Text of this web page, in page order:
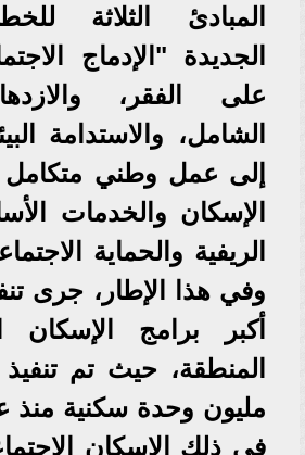
المبادئ الثلاثة
الجديدة "الإدماج
على الفقر،
الشامل، والاستدامة
إلى عمل وطني
الإسكان والخدمات
الريفية والحماية
وفي هذا الإطار، جرى
أكبر برامج
في ذلك الإسكان